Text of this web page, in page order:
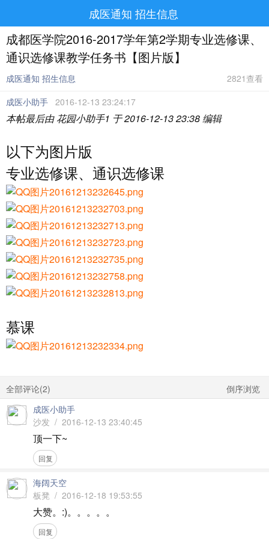
成医通知 招生信息
成都医学院2016-2017学年第2学期专业选修课、
通识选修课教学任务书【图片版】
成医通知 招生信息
2821查看
成医小助手 2016-12-13 23:24:17
本帖最后由 花园小助手1 于 2016-12-13 23:38 编辑
以下为图片版
专业选修课、通识选修课
慕课
全部评论(2)
倒序浏览
成医小助手
沙发 / 2016-12-13 23:40:45
顶一下~
回复
海阔天空
板凳 / 2016-12-18 19:53:55
大赞。:)。。。。。
回复